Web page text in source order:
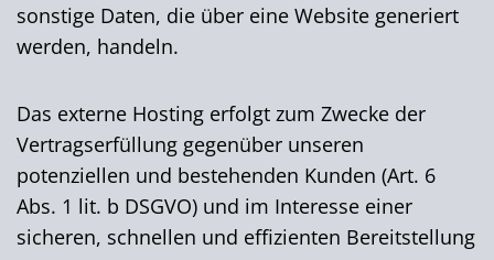
sonstige Daten, die über eine Website generiert
werden, handeln.
Das externe Hosting erfolgt zum Zwecke der
Vertragserfüllung gegenüber unseren
potenziellen und bestehenden Kunden (Art. 6
Abs. 1 lit. b DSGVO) und im Interesse einer
sicheren, schnellen und effizienten Bereitstellung